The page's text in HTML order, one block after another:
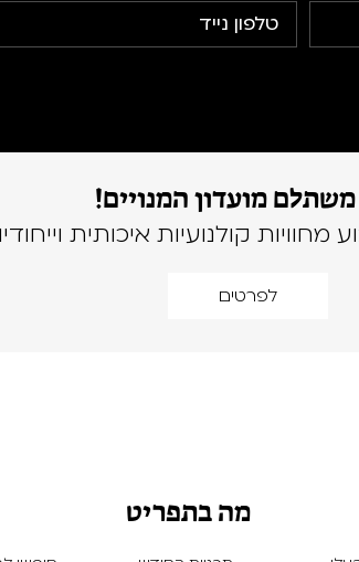
מועדון המנויים!
מחוויות קולנועיות איכותית
לפרטים
מה בתפריט